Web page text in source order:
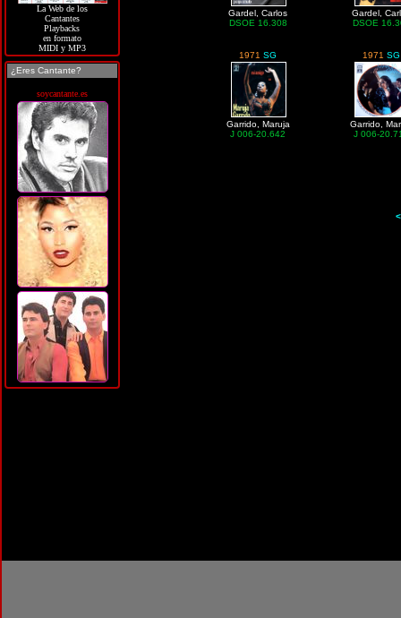
La Web de los
Cantantes
Playbacks
en formato
MIDI y MP3
¿Eres Cantante?
soycantante.es
Gardel, Carlos
DSOE 16.308
Gardel,
DSOE
1971SG
Garrido, Maruja
J 006-20.642
1971SG
Garrido,
J 006-